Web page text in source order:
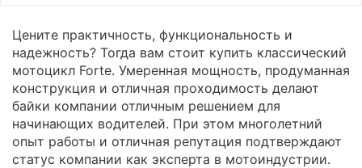
Цените практичность, функциональность и
надежность? Тогда вам стоит купить классический
мотоцикл Forte. Умеренная мощность, продуманная
конструкция и отличная проходимость делают
байки компании отличным решением для
начинающих водителей. При этом многолетний
опыт работы и отличная репутация подтверждают
статус компании как эксперта в мотоиндустрии.